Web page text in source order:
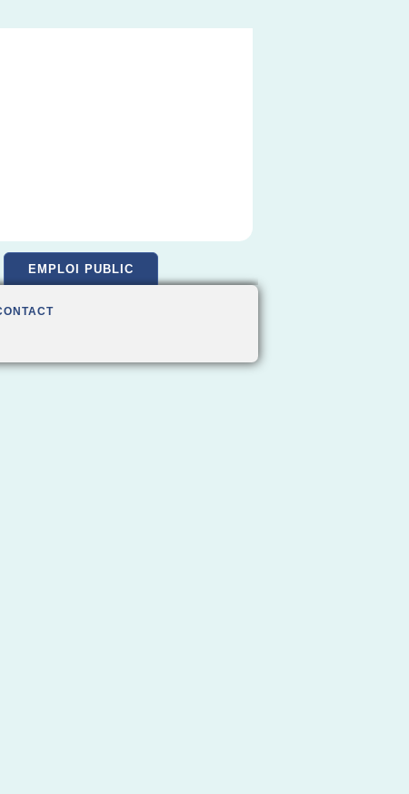
EMPLOI PUBLIC